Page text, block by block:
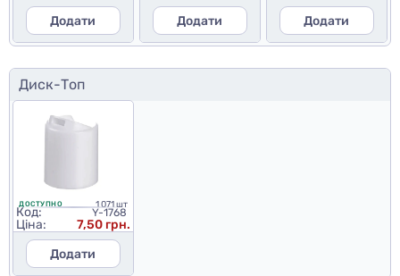
Додати
Додати
Додати
Диск-Топ
ДОСТУПНО 1 071 шт
Код: Y-1768
Ціна:
7,50 грн.
Додати